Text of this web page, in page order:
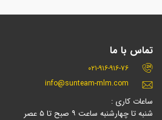
تماس با ما
۰۲۱-۹۱۶-۹۱۶-۷۶
info@sunteam-mlm.com
ساعات کاری :
شنبه تا چهارشنبه ساعت ۹ صبح تا ۵ عصر